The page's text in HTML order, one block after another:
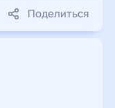
Поделиться